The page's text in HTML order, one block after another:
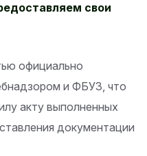
свои
официально
и ФБУЗ, что
акту выполненных
документации